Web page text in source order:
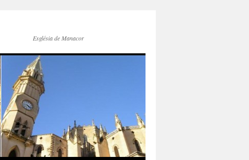
Església de Manacor